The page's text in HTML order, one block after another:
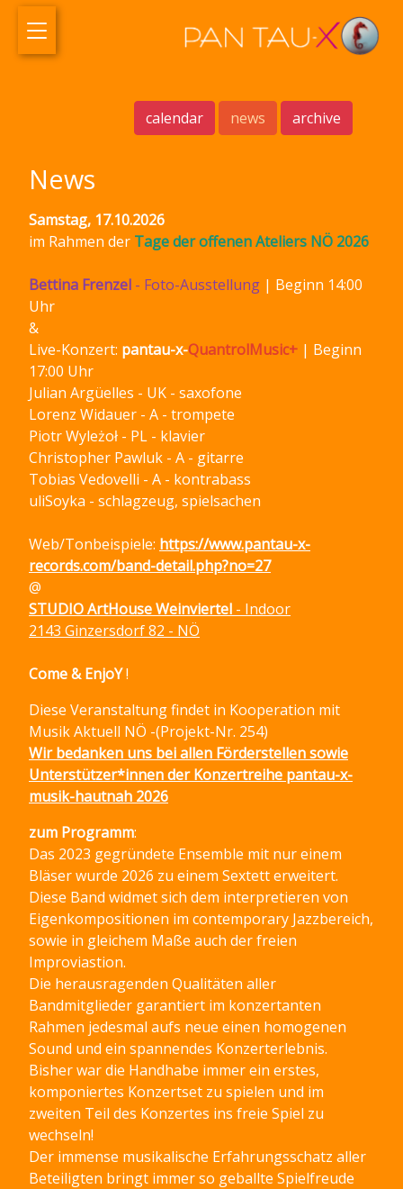
calendar news archive
News
Samstag, 17.10.2026
im Rahmen der Tage der offenen Ateliers NÖ 2026
Bettina Frenzel - Foto-Ausstellung | Beginn 14:00
Uhr
&
Live-Konzert: pantau-x-QuantrolMusic+ | Beginn
17:00 Uhr
Julian Argüelles - UK - saxofone
Lorenz Widauer - A - trompete
Piotr Wyleżoł - PL - klavier
Christopher Pawluk - A - gitarre
Tobias Vedovelli - A - kontrabass
uliSoyka - schlagzeug, spielsachen
Web/Tonbeispiele: https://www.pantau-x-
records.com/band-detail.php?no=27
@
STUDIO ArtHouse Weinviertel - Indoor
2143 Ginzersdorf 82 - NÖ
Come & EnjoY!
Diese Veranstaltung findet in Kooperation mit
Musik Aktuell NÖ -(Projekt-Nr. 254)
Wir bedanken uns bei allen Förderstellen sowie
Unterstützer*innen der Konzertreihe pantau-x-
musik-hautnah 2026
zum Programm:
Das 2023 gegründete Ensemble mit nur einem
Bläser wurde 2026 zu einem Sextett erweitert.
Diese Band widmet sich dem interpretieren von
Eigenkompositionen im contemporary Jazzbereich,
sowie in gleichem Maße auch der freien
Improviastion.
Die herausragenden Qualitäten aller
Bandmitglieder garantiert im konzertanten
Rahmen jedesmal aufs neue einen homogenen
Sound und ein spannendes Konzerterlebnis.
Bisher war die Handhabe immer ein erstes,
komponiertes Konzertset zu spielen und im
zweiten Teil des Konzertes ins freie Spiel zu
wechseln!
Der immense musikalische Erfahrungsschatz aller
Beteiligten bringt immer so geballte Spielfreude